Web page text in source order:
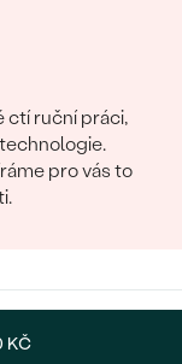
ctí ruční práci,
pro vás to
KČ